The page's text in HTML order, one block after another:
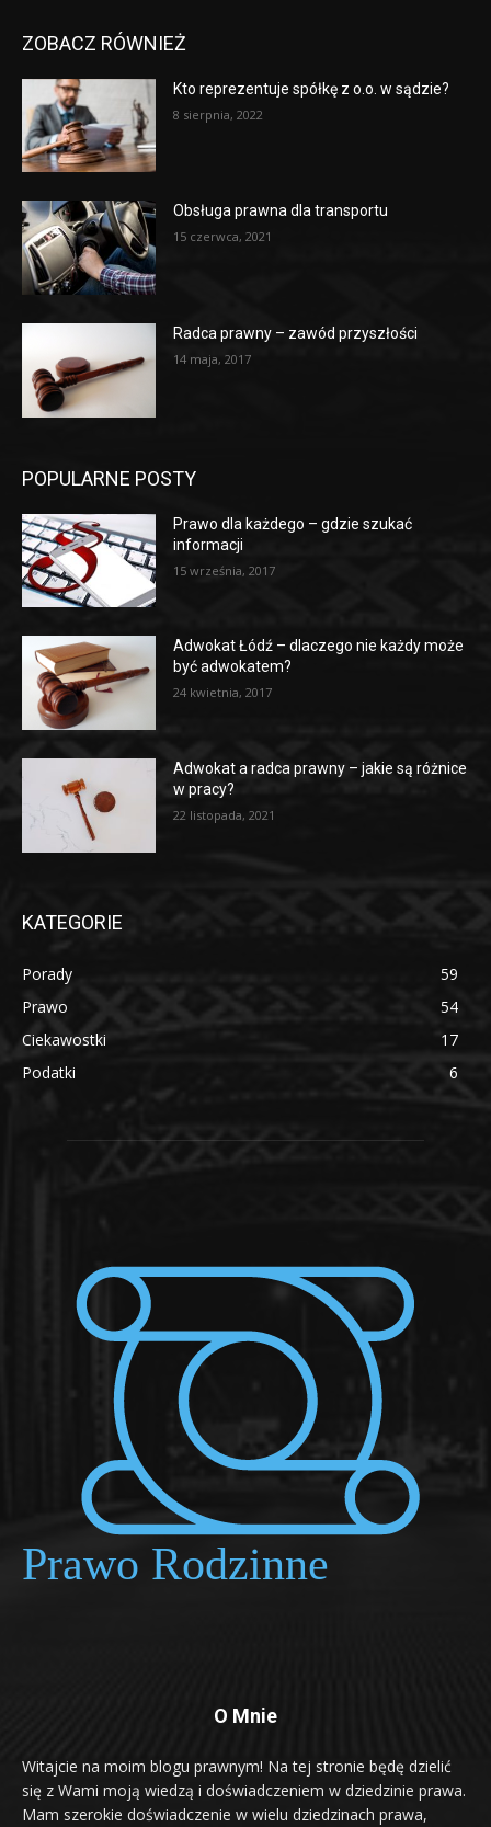
ZOBACZ RÓWNIEŻ
Kto reprezentuje spółkę z o.o. w sądzie?
8 sierpnia, 2022
Obsługa prawna dla transportu
15 czerwca, 2021
Radca prawny – zawód przyszłości
14 maja, 2017
POPULARNE POSTY
Prawo dla każdego – gdzie szukać
informacji
15 września, 2017
Adwokat Łódź – dlaczego nie każdy może
być adwokatem?
24 kwietnia, 2017
Adwokat a radca prawny – jakie są różnice
w pracy?
22 listopada, 2021
KATEGORIE
Porady
59
Prawo
54
Ciekawostki
17
Podatki
6
O Mnie
Witajcie na moim blogu prawnym! Na tej stronie będę dzielić
się z Wami moją wiedzą i doświadczeniem w dziedzinie prawa.
Mam szerokie doświadczenie w wielu dziedzinach prawa,